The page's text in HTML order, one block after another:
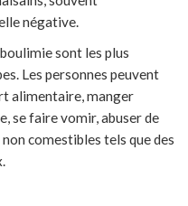
négative.
sont les plus
Les personnes peuvent
alimentaire, manger
se faire vomir, abuser de
comestibles tels que des